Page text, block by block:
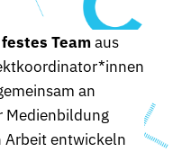
festes Teamaus
an
Medienbildung
Arbeit entwickeln